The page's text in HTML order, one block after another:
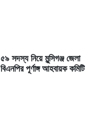
৫৯ সদস্য নিয়ে মুন্সিগঞ্জ জেলা
বিএনপির পূর্ণাঙ্গ আহবায়ক কমিটি